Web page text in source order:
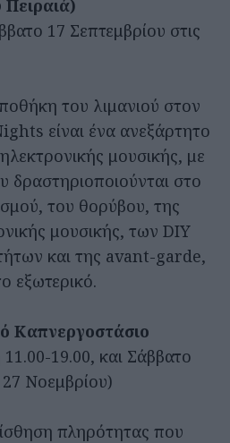
17 Σεπτεμβρίου στις
του λιμανιού στον
είναι ένα ανεξάρτητο
μουσικής, με
δραστηριοποιούνται στο
του θορύβου, της
μουσικής, των DIY
και της avant-garde,
εξωτερικό.
Καπνεργοστάσιο
19.00, και Σάββατο
27 Νοεμβρίου)
πληρότητας που